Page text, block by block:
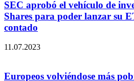
SEC aprobó el vehículo de
Shares para poder lanzar su
contado
11.07.2023
Europeos volviéndose más